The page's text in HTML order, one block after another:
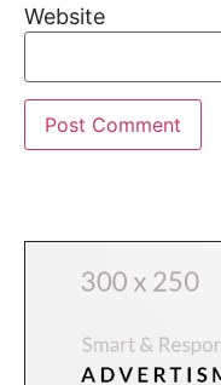
Website